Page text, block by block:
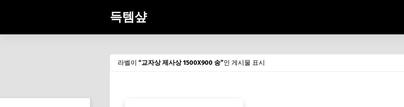
득템샾
라벨이 교자상 제사상 1500X900 송 인 게시물 표시